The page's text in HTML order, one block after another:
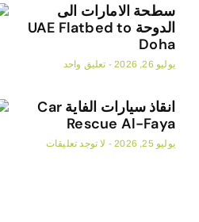
سطحة الامارات الى
الدوحة UAE Flatbed to
Doha
يوليو 26, 2026 تعليق واحد
انقاذ سيارات الفاية Car
Rescue Al-Faya
يوليو 25, 2026 لا توجد تعليقات